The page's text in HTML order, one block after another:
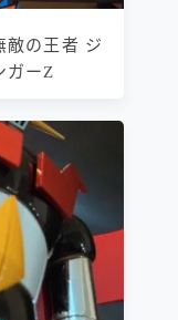
敵の王者 ジ
ガーZ